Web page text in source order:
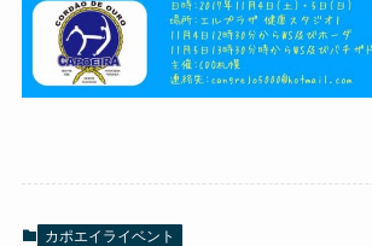
カポエイライベント